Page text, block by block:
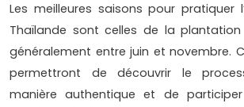
Les meilleures saisons pour pratiquer
Thaïlande sont celles de la
généralement entre juin et novembre.
permettront de découvrir le
manière authentique et de